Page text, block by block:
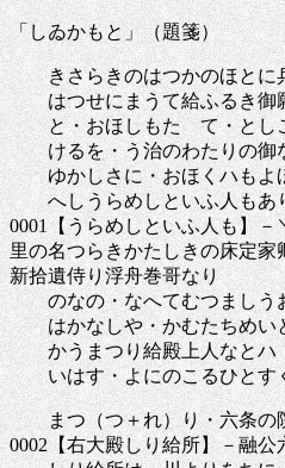
「しゐかもと」（題箋）
きさらきのはつかのほとに
はつせにまうて給ふるき御
と・おほしもたゝて・とし
けるを・う治のわたりの御
ゆかしさに・おほくハもよ
へしうらめしといふ人もあ
0001【うらめしといふ人も】
里の名つらきかたしきの床定
新拾遺侍り浮舟巻哥なり
のなの・なへてむつましう
はかなしや・かむたちめい
かうまつり給殿上人なとハ
いはす・よにのこるひとす
まつ（つ＋れ）り・六条の
0002【右大殿しり給所】－融